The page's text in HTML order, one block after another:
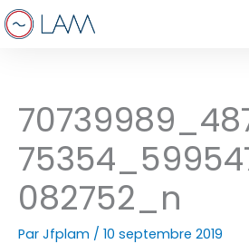
Aller
au
082752_n
Par Jfplam / 10 septembre 2019